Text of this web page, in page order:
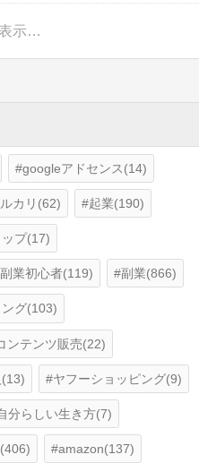
示…
googleアドセンス(14)
ルカリ(62) 起業(190)
プ(17)
副業初心者(119) 副業(866)
グ(103)
ンテンツ販売(22)
ヤフーショッピング(9)
分らしい生き方(7)
amazon(137)